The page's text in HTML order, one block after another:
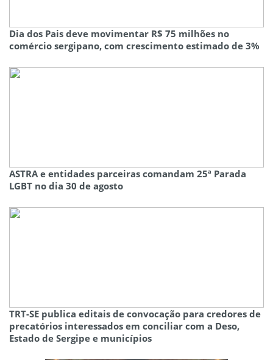
Dia dos Pais deve movimentar R$ 75 milhões no
comércio sergipano, com crescimento estimado de 3%
ASTRA e entidades parceiras comandam 25ª Parada
LGBT no dia 30 de agosto
TRT-SE publica editais de convocação para credores de
precatórios interessados em conciliar com a Deso,
Estado de Sergipe e municípios